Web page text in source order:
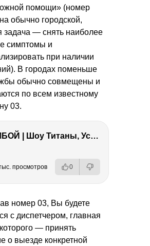
помощи» (номер
обычно городской,
задача — снять наиболее
симптомы и
при наличии
В городах поменьше
обычно совмещены и
по всем известному
03.
СКУЛБОЙ | Шоу Титаны, Усейн Болт, Ларрат, Зашквар!
просмотров 0
номер 03, Вы будете
с диспетчером, главная
— принять
о выезде конкретной